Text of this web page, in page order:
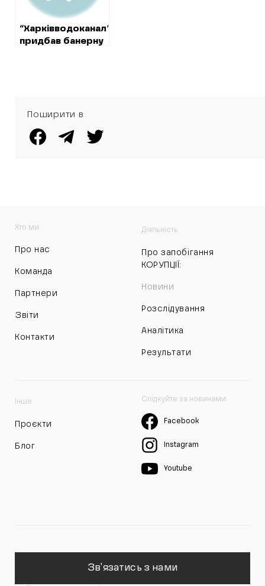
“Харківводоканал”
придбав банерну
Поширити в
Хто ми
Про нас
Команда
Партнери
Звіти
Контакти
Діяльність
Про запобігання
КОРУПЦІЇ:
Новини
Розслідування
Аналітика
Результати
Інше
Проєкти
Блог
Слідкуйте за новинами
Facebook
Instagram
Youtube
Зв'язатись з нами